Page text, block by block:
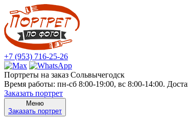
+7 (953) 716-25-26
Портреты на заказ Сольвычегодск
Время работы: пн-сб 8:00-19:00, вс 8:00-14:00.
Заказать портрет
Меню
Заказать портрет